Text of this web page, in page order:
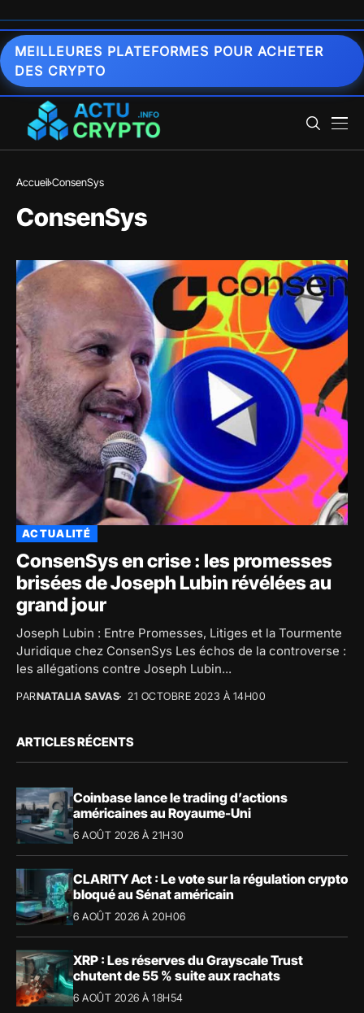
MEILLEURES PLATEFORMES POUR ACHETER
DES CRYPTO
Accueil ConsenSys
ConsenSys
ACTUALITÉ
ConsenSys en crise : les promesses
brisées de Joseph Lubin révélées au
grand jour
Joseph Lubin : Entre Promesses, Litiges et la Tourmente
Juridique chez ConsenSys Les échos de la controverse :
les allégations contre Joseph Lubin...
PARNATALIA SAVAS 21 OCTOBRE 2023 À 14H00
ARTICLES RÉCENTS
Coinbase lance le trading d’actions
américaines au Royaume-Uni
6 AOÛT 2026 À 21H30
CLARITY Act : Le vote sur la régulation crypto
bloqué au Sénat américain
6 AOÛT 2026 À 20H06
XRP : Les réserves du Grayscale Trust
chutent de 55 % suite aux rachats
6 AOÛT 2026 À 18H54